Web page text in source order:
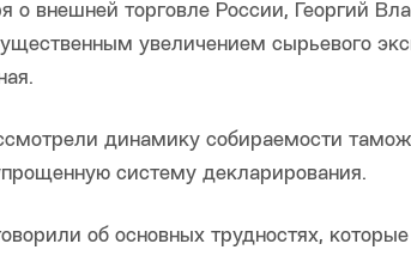
о внешней торговле России, Георгий
увеличением сырьевого
динамику собираемости
систему декларирования.
об основных трудностях, которые